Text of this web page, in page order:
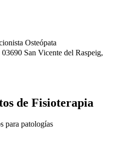
Osteópata
San Vicente del Raspeig,
de Fisioterapia
para patologías